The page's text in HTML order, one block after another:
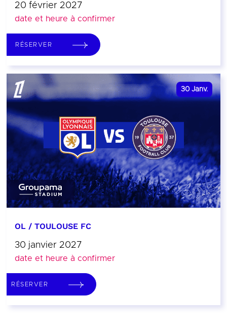
20 février 2027
date et heure à confirmer
RÉSERVER
30 Janv.
OL / TOULOUSE FC
30 janvier 2027
date et heure à confirmer
RÉSERVER